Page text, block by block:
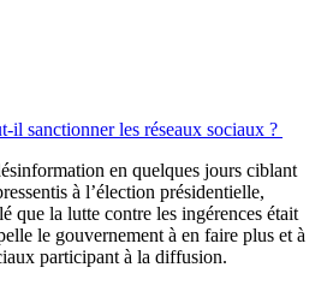
il sanctionner les réseaux sociaux ?
en quelques jours ciblant
à l’élection présidentielle,
que la lutte contre les ingérences était
le gouvernement à en faire plus et à
participant à la diffusion.